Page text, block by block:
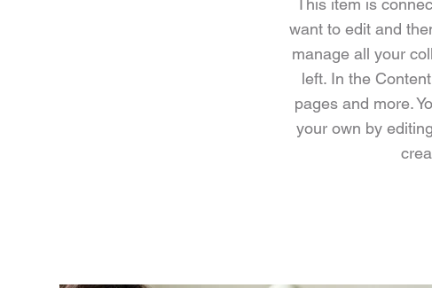
This item is
want to edit and
manage all your
left. In the
pages and more.
your own by